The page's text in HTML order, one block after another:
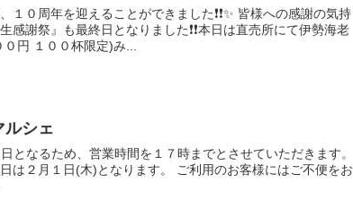
０周年を迎えることができました❗❗✨ 皆様への感謝の気持
感謝祭』も最終日となりました❗❗本日は直売所にて伊勢海老
円 １００杯限定)み...
ルシェ
となるため、営業時間を１７時までとさせていただきます。
は２月１日(木)となります。 ご利用のお客様にはご不便をお